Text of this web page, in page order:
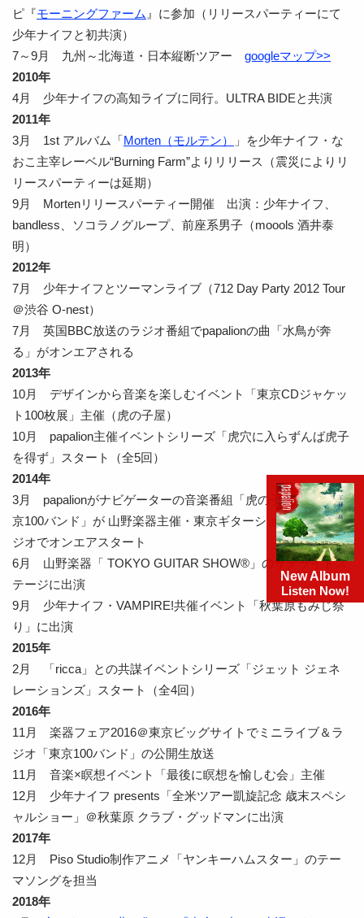
ピ『モーニングファーム 』に参加（リリースパーティーにて
少年ナイフと初共演）
7～9月 九州～北海道・日本縦断ツアー
googleマップ>>
2010年
4月 少年ナイフの高知ライブに同行。ULTRA BIDEと共演
2011年
3月 1st アルバム「Morten（モルテン）
」を少年ナイフ・な
おこ主宰レーベル“Burning Farm”よりリリース（震災によりリ
リースパーティーは延期）
9月 Mortenリリースパーティー開催 出演：少年ナイフ、
bandless、ソコラノグループ、前座系男子（moools 酒井泰
明）
2012年
7月 少年ナイフとツーマンライブ（712 Day Party 2012 Tour
＠渋谷 O-nest）
7月 英国BBC放送のラジオ番組でpapalionの曲「水鳥が奔
る」がオンエアされる
2013年
10月 デザインから音楽を楽しむイベント「東京CDジャケッ
ト100枚展」主催（虎の子屋）
10月 papalion主催イベントシリーズ「虎穴に入らずんば虎子
を得ず」スタート（全5回）
2014年
3月 papalionがナビゲーターの音楽番組「虎の子屋アワー 東
京100バンド」が 山野楽器主催・東京ギターショーのネットラ
ジオでオンエアスタート
6月 山野楽器「 TOKYO GUITAR SHOW®」のサテライトス
テージに出演
9月 少年ナイフ・VAMPIRE!共催イベント「秋葉原もみじ祭
り」に出演
2015年
2月 「ricca」との共謀イベントシリーズ「ジェット ジェネ
レーションズ」スタート（全4回）
2016年
11月 楽器フェア2016＠東京ビッグサイトでミニライブ＆ラ
ジオ「東京100バンド」の公開生放送
11月 音楽×瞑想イベント「最後に瞑想を愉しむ会」主催
12月 少年ナイフ presents「全米ツアー凱旋記念 歳末スペシ
ャルショー」＠秋葉原 クラブ・グッドマンに出演
2017年
12月 Piso Studio制作アニメ「ヤンキーハムスター」のテー
マソングを担当
2018年
New Album
Listen Now!